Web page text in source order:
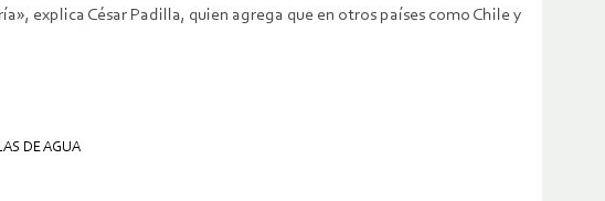
explica César Padilla, quien agrega que en otros países como Chile y
DE AGUA